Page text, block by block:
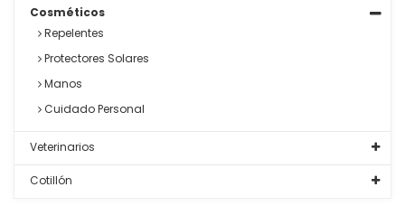
Cosméticos
Repelentes
Protectores Solares
Manos
Cuidado Personal
Veterinarios
Cotillón